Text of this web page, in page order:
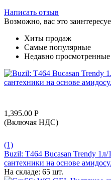
Написать отзыв
Возможно, вас это
Хиты продаж
Самые популярные
Недавно просмотренные
1,395.00 Р
(Включая НДС)
(1)
Buzil: T464 Bucasan Trendy
сантехники на основе
На складе: 65 шт.